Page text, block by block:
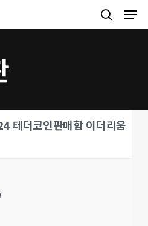
search
테더코인판매함 이더리움